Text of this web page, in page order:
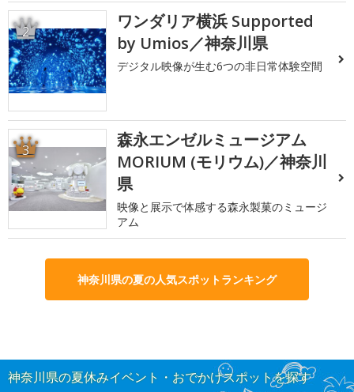
2
ワンダリア横浜 Supported
by Umios／神奈川県
デジタル映像が生む6つの非日常体験空間
3
森永エンゼルミュージアム
MORIUM (モリウム)／神奈川
県
映像と展示で体感する森永製菓のミュージ
アム
神奈川県の夏の人気スポットランキング
神奈川県の夏休みイベント・おでかけスポットを探す